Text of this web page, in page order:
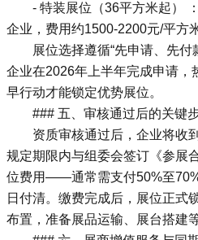
- 特装展位（36平方米起）
企业，费用约1500-2200元/平方
展位选择遵循“先申请、先
企业在2026年上半年完成申请，
早行动才能锁定优势展位。
### 五、审核通过后的关键
资质审核通过后，企业将收
规定期限内与组委会签订《参展
位费用——通常需支付50%至
日付清。缴费完成后，展位正式
布置，准备展品运输、展台搭建